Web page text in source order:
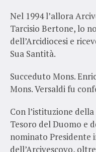
Nel 1994 l’allora
Tarcisio Bertone, lo
dell’Arcidiocesi e
Sua Santità.
Succeduto Mons.
Mons. Versaldi fu
Con l’istituzione
Tesoro del Duomo e
nominato Presidente
dell’Arcivescovo,